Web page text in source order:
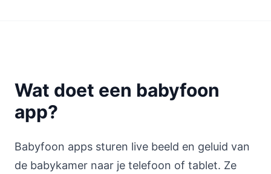
Wat doet een babyfoon
app?
Babyfoon apps sturen live beeld en geluid van
de babykamer naar je telefoon of tablet. Ze